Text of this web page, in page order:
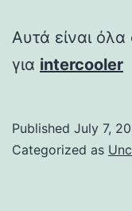
Αυτά είναι
για intercooler
Published July 7,
Categorized as